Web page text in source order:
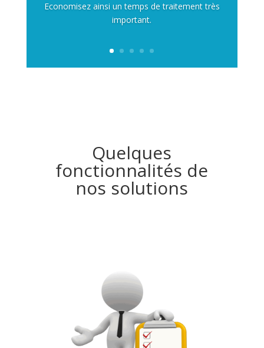
Economisez ainsi un temps de traitement très
important.
Quelques
fonctionnalités de
nos solutions